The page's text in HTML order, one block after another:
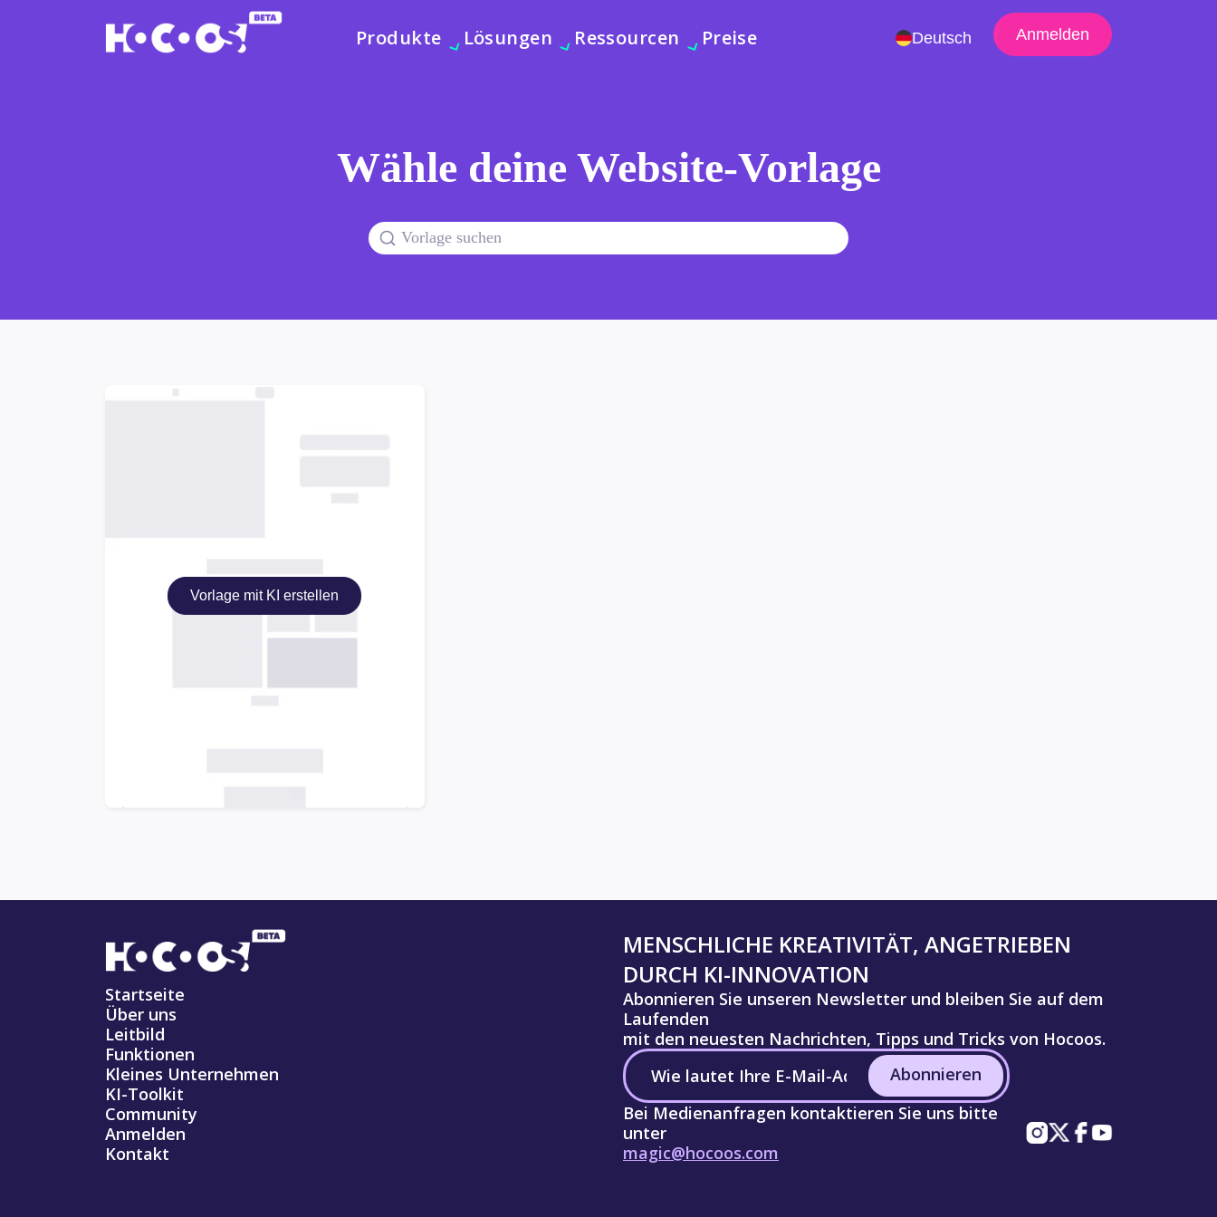
Produkte Lösungen Ressourcen Preise Deutsch Anmelden
Wähle deine Website-Vorlage
Vorlage mit KI erstellen
Startseite
Über uns
Leitbild
Funktionen
Kleines Unternehmen
KI-Toolkit
Community
Anmelden
Kontakt
MENSCHLICHE KREATIVITÄT, ANGETRIEBEN
DURCH KI-INNOVATION
Abonnieren Sie unseren Newsletter und bleiben Sie auf dem
Laufenden
mit den neuesten Nachrichten, Tipps und Tricks von Hocoos.
Abonnieren
Bei Medienanfragen kontaktieren Sie uns bitte
unter
magic@hocoos.com